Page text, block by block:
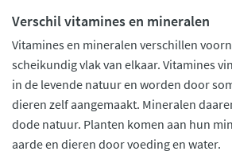
Verschil vitamines en mineralen
Vitamines en mineralen verschillen
scheikundig vlak van elkaar. Vitamines
in de levende natuur en worden door
dieren zelf aangemaakt. Mineralen
dode natuur. Planten komen aan hun
aarde en dieren door voeding en water.